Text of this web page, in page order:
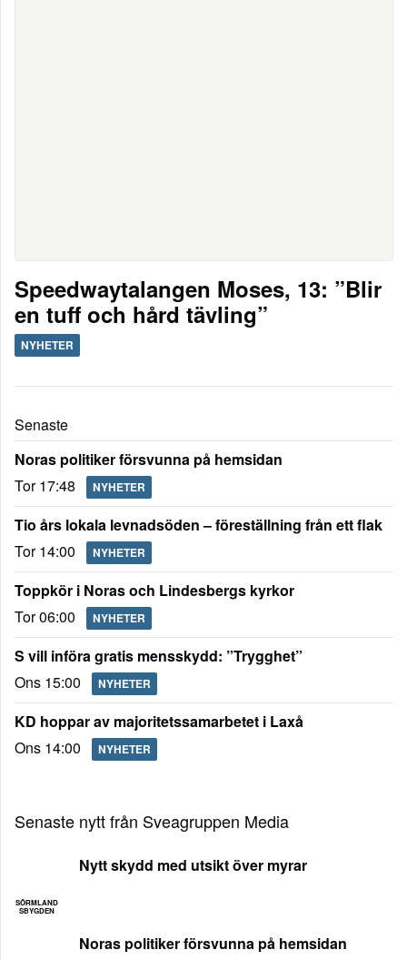
Speedwaytalangen Moses, 13: ”Blir
en tuff och hård tävling”
NYHETER
Senaste
Noras politiker försvunna på hemsidan
Tor 17:48
NYHETER
Tio års lokala levnadsöden – föreställning från ett flak
Tor 14:00
NYHETER
Toppkör i Noras och Lindesbergs kyrkor
Tor 06:00
NYHETER
S vill införa gratis mensskydd: ”Trygghet”
Ons 15:00
NYHETER
KD hoppar av majoritetssamarbetet i Laxå
Ons 14:00
NYHETER
Senaste nytt från Sveagruppen Media
SÖRMLAND
SBYGDEN
Nytt skydd med utsikt över myrar
Noras politiker försvunna på hemsidan